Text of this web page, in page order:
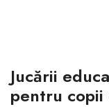
Jucării
pentru copii